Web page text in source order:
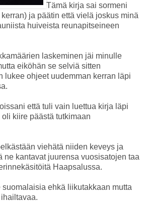
Tämä kirja sai sormeni
ja päätin että vielä joskus minä
huiveista reunapitseineen
laskeminen jäi minulle
eiköhän se selviä sitten
lukee ohjeet uudemman kerran läpi
että tuli vain luettua kirja läpi
kiire päästä tutkimaan
viehätä niiden keveys ja
ne kantavat juurensa vuosisatojen taa
Haapsalussa.
ehkä liikutakkaan mutta